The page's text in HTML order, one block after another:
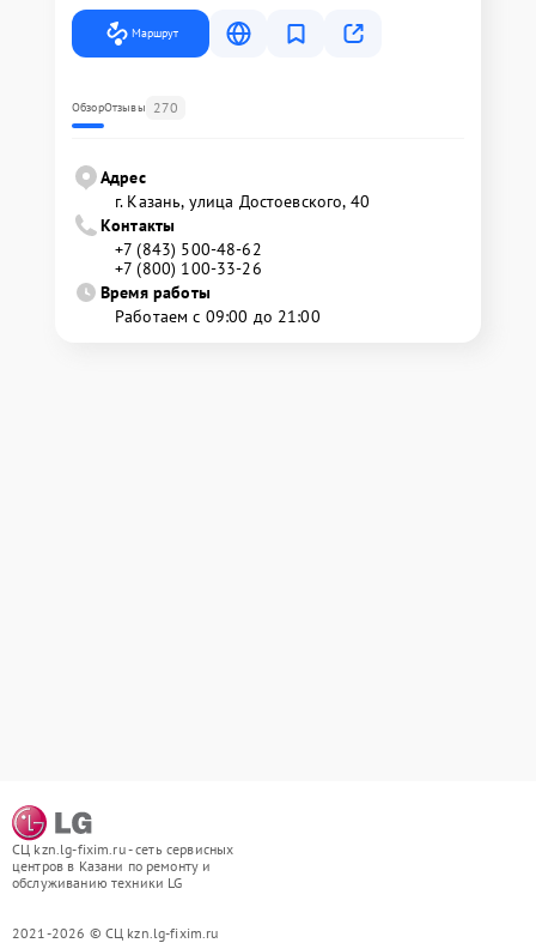
Маршрут
ОбзорОтзывы 270
Адрес
г. Казань, улица Достоевского, 40
Контакты
+7 (843) 500-48-62
+7 (800) 100-33-26
Время работы
Работаем с 09:00 до 21:00
СЦ kzn.lg-fixim.ru - сеть сервисных
центров в Казани по ремонту и
обслуживанию техники LG
2021-2026 © СЦ kzn.lg-fixim.ru